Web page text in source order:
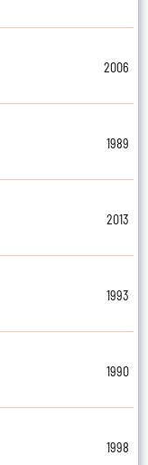
2006
1989
2013
1993
1990
1998